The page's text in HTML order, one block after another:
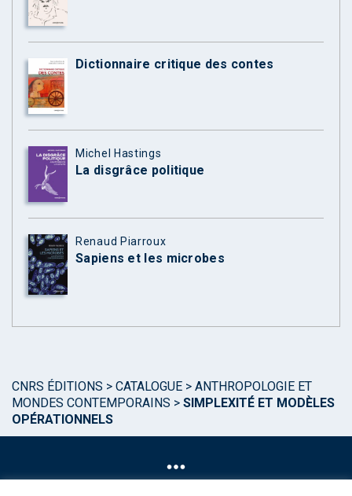
Dictionnaire critique des contes
Michel Hastings
La disgrâce politique
Renaud Piarroux
Sapiens et les microbes
CNRS ÉDITIONS > CATALOGUE > ANTHROPOLOGIE ET
MONDES CONTEMPORAINS > SIMPLEXITÉ ET MODÈLES
OPÉRATIONNELS